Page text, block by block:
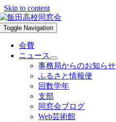
Skip to content
Toggle Navigation
会費
ニュース
事務局からのお知らせ
ふるさと情報便
回数学年
支部
同窓会ブログ
Web芸術館